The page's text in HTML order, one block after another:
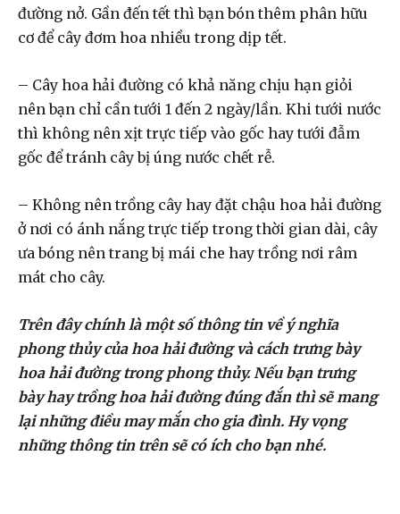
đường nở. Gần đến tết thì bạn bón thêm phân hữu
cơ để cây đơm hoa nhiều trong dịp tết.
– Cây hoa hải đường có khả năng chịu hạn giỏi
nên bạn chỉ cần tưới 1 đến 2 ngày/lần. Khi tưới nước
thì không nên xịt trực tiếp vào gốc hay tưới đẫm
gốc để tránh cây bị úng nước chết rễ.
– Không nên trồng cây hay đặt chậu hoa hải đường
ở nơi có ánh nắng trực tiếp trong thời gian dài, cây
ưa bóng nên trang bị mái che hay trồng nơi râm
mát cho cây.
Trên đây chính là một số thông tin về ý nghĩa
phong thủy của hoa hải đường và cách trưng bày
hoa hải đường trong phong thủy. Nếu bạn trưng
bày hay trồng hoa hải đường đúng đắn thì sẽ mang
lại những điều may mắn cho gia đình. Hy vọng
những thông tin trên sẽ có ích cho bạn nhé.